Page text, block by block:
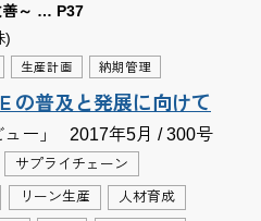
善～ … P37
)
生産計画 納期管理
の普及と発展に向けて
ー」 2017年5月 / 300号
サプライチェーン
リーン生産 人材育成